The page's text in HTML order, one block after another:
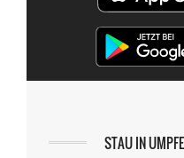
STAU IN